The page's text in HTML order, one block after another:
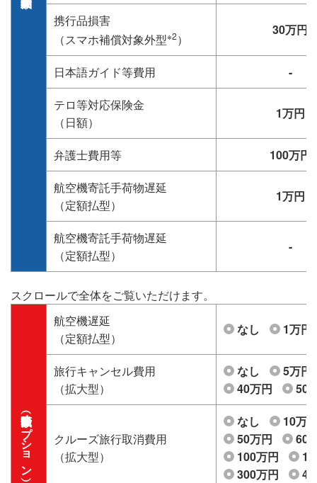
携行品損害
（スマホ補償対象外型※2）
30万円
日本語ガイド等費用
-
テロ等対応保険金
（日額）
1万円
弁護士費用等
100万円
航空機寄託手荷物遅延
（定額払型）
1万円
航空機寄託手荷物遅延
（定額払型）
-
スクロールで全体をご覧いただけます。
保険金額（オプション）
航空機遅延
（定額払型）
なし 1万円
旅行キャンセル費用
（拡大型）
なし
5万円
40万円
50
クルーズ旅行取消費用
（拡大型）
なし
10万
50万円
60
100万円
300万円